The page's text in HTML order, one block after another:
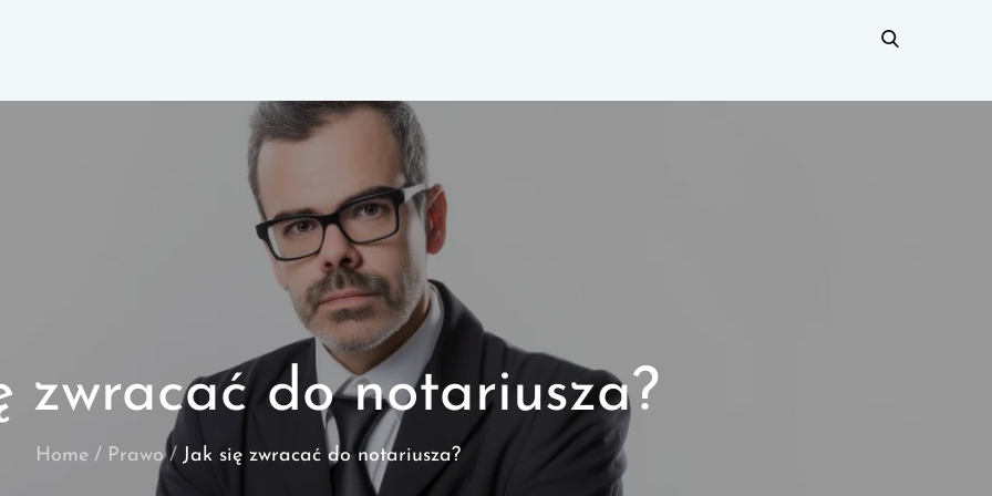
zwracać do notariusza?
Home Prawo Jak się zwracać do notariusza?